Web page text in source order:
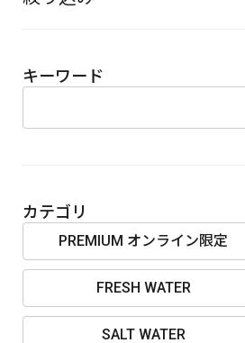
カテゴリ
価格
キーワード
カテゴリ
PREMIUM オンライン限定
FRESH WATER
SALT WATER